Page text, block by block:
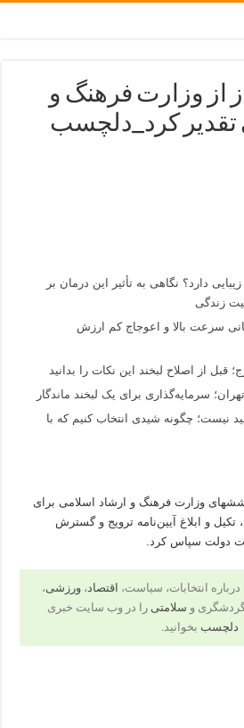
از وزارت فرهنگ و
تقدیر کرد_دلچسب
دارد؟ نگاهی به تأثیر این درمان بر
زندگی
سرعت بالا و اعوجاج کم ارزش
قبل از اصلاح لبخند این نکات را بدانید
سرمایه‌گذاری برای یک لبخند ماندگار
نیست؛ چگونه شیدی انتخاب کنیم که با
وزارت فرهنگ و ارشاد اسلامی برای
تکیل و ابلاغ آیین‌نامه ترویج و گسترش
دولت سپاس کرد.
درباره انتخابات، سیاست، اقتصاد، ورزشی،
و سلامتی را در وب سایت خبری
دلچسب بخوانید.